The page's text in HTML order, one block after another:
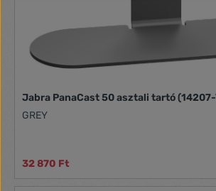
Jabra PanaCast 50 asztali tartó
GREY
32 870 Ft